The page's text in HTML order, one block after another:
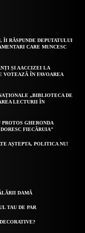
ÎI RĂSPUNDE DEPUTATULUI
CARE MUNCESC
ȘI AACCIZEI LA
VOTEAZĂ ÎN FAVOAREA
„BIBLIOTECA DE
LECTURII ÎN
GHERONDA
FIECĂRUIA”
AȘTEPTA, POLITICA NU!
DAMĂ
TAU DE PAR